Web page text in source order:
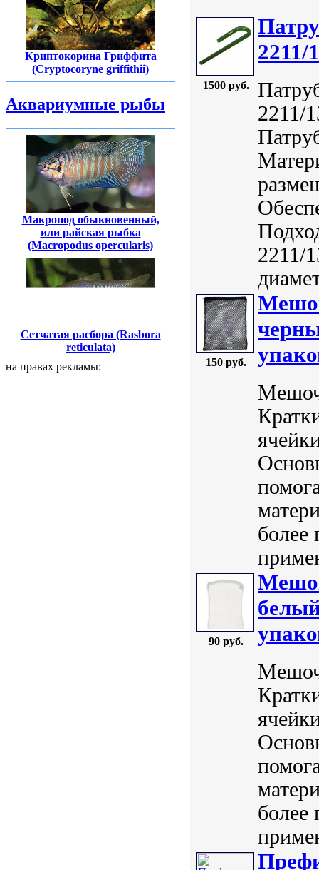
Криптокорина Гриффита
(Cryptocoryne griffithii)
Аквариумные рыбы
Макропод обыкновенный,
или райская рыбка
(Macropodus opercularis)
Сетчатая расбора (Rasbora
reticulata)
на правах рекламы:
1500 руб.
2211/
2211/
2211/
150 руб.
более
90 руб.
более